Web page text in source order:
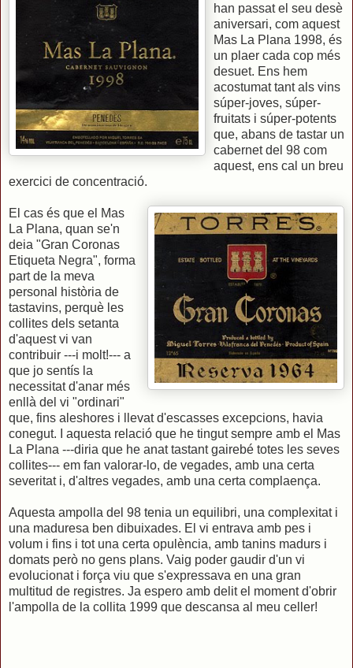
han passat el seu desè
aniversari, com aquest
Mas La Plana 1998, és
un plaer cada cop més
desuet. Ens hem
acostumat tant als vins
súper-joves, súper-
fruitats i súper-potents
que, abans de tastar un
cabernet del 98 com
aquest, ens cal un breu
exercici de concentració.
El cas és que el Mas
La Plana, quan se'n
deia "Gran Coronas
Etiqueta Negra", forma
part de la meva
personal història de
tastavins, perquè les
collites dels setanta
d'aquest vi van
contribuir ---i molt!--- a
que jo sentís la
necessitat d'anar més
enllà del vi "ordinari"
que, fins aleshores i llevat d'escasses excepcions, havia
conegut. I aquesta relació que he tingut sempre amb el Mas
La Plana ---diria que he anat tastant gairebé totes les seves
collites--- em fan valorar-lo, de vegades, amb una certa
severitat i, d'altres vegades, amb una certa complaença.
Aquesta ampolla del 98 tenia un equilibri, una complexitat i
una maduresa ben dibuixades. El vi entrava amb pes i
volum i fins i tot una certa opulència, amb tanins madurs i
domats però no gens plans. Vaig poder gaudir d'un vi
evolucionat i força viu que s'expressava en una gran
multitud de registres. Ja espero amb delit el moment d'obrir
l'ampolla de la collita 1999 que descansa al meu celler!